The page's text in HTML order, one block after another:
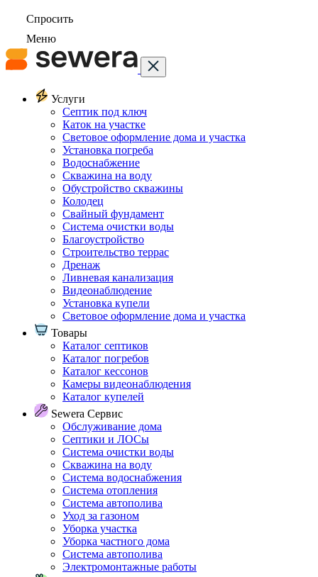
Спросить
Меню
Услуги
Септик под ключ
Каток на участке
Световое оформление дома и участка
Установка погреба
Водоснабжение
Скважина на воду
Обустройство скважины
Колодец
Свайный фундамент
Система очистки воды
Благоустройство
Строительство террас
Дренаж
Ливневая канализация
Видеонаблюдение
Установка купели
Световое оформление дома и участка
Товары
Каталог септиков
Каталог погребов
Каталог кессонов
Камеры видеонаблюдения
Каталог купелей
Sewera Сервис
Обслуживание дома
Септики и ЛОСы
Система очистки воды
Скважина на воду
Система водоснабжения
Система отопления
Система автополива
Уход за газоном
Уборка участка
Уборка частного дома
Система автополива
Электромонтажные работы